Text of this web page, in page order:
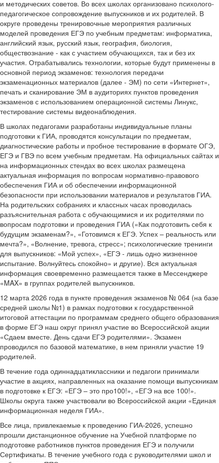
и методических советов. Во всех школах организовано психолого-
педагогическое сопровождение выпускников и их родителей. В
округе проведены тренировочные мероприятия различных
моделей проведения ЕГЭ по учебным предметам: информатика,
английский язык, русский язык, география, биология,
обществознание - как с участием обучающихся, так и без их
участия. Отрабатывались технологии, которые будут применены в
основной период экзаменов: технология передачи
экзаменационных материалов (далее - ЭМ) по сети «Интернет»,
печать и сканирование ЭМ в аудиториях пунктов проведения
экзаменов с использованием операционной системы Линукс,
тестирование системы видеонаблюдения.
В школах педагогами разработаны индивидуальные планы
подготовки к ГИА, проводятся консультации по предметам,
диагностические работы и пробное тестирование в формате ОГЭ,
ЕГЭ и ГВЭ по всем учебным предметам. На официальных сайтах и
на информационных стендах во всех школах размещена
актуальная информация по вопросам нормативно-правового
обеспечения ГИА и об обеспечении информационной
безопасности при использовании материалов и результатов ГИА.
На родительских собраниях и классных часах проводилась
разъяснительная работа с обучающимися и их родителями по
вопросам подготовки и проведения ГИА («Как подготовить себя к
будущим экзаменам?», «Готовимся к ЕГЭ. Успех – реальность или
мечта?», «Волнение, тревога, стресс»; психологические тренинги
для выпускников: «Мой успех», «ЕГЭ - лишь одно жизненное
испытание. Волнуйтесь спокойно» и другие). Вся актуальная
информация своевременно размещается также в Мессенджере
«MAX» в группах родителей выпускников.
12 марта 2026 года в пункте проведения экзаменов № 064 (на базе
средней школы №1) в рамках подготовки к государственной
итоговой аттестации по программам среднего общего образования
в форме ЕГЭ наш округ принял участие во Всероссийской акции
«Сдаем вместе. День сдачи ЕГЭ родителями». Экзамен
проводился по базовой математике, в нем приняли участие 19
родителей.
В течение года одиннадцатиклассники и педагоги принимали
участие в акциях, направленных на оказание помощи выпускникам
в подготовке к ЕГЭ: «ЕГЭ – это про100!», «ЕГЭ на все 100!».
Школы округа также участвовали во Всероссийской акции «Единая
информационная неделя ГИА».
Все лица, привлекаемые к проведению ГИА-2026, успешно
прошли дистанционное обучение на Учебной платформе по
подготовке работников пунктов проведения ЕГЭ и получили
Сертификаты. В течение учебного года с руководителями школ и